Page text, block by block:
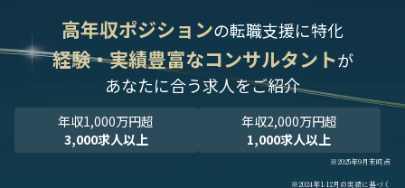
高年収ポジションの転職支援に特化
経験・実績豊富なコンサルタントが
あなたに合う求人をご紹介
年収1,000万円超
3,000求人以上
年収2,000万円超
1,000求人以上
※2025年9月末時点
※2024年1-12月の実績に基づく